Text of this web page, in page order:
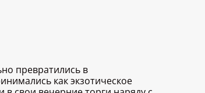
превратились в
как экзотическое